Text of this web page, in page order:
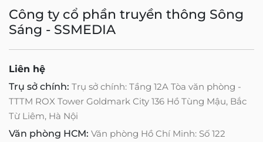
Công ty cổ phần truyền thông Sông
Sáng - SSMEDIA
Liên hệ
Trụ sở chính: Trụ sở chính: Tầng 12A Tòa văn phòng -
TTTM ROX Tower Goldmark City 136 Hồ Tùng Mậu, Bắc
Từ Liêm, Hà Nội
Văn phòng HCM: Văn phòng Hồ Chí Minh: Số 122